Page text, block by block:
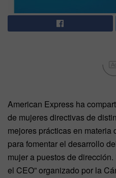
American Express ha
de mujeres directivas de
mejores prácticas en
para fomentar el desarrollo
mujer a puestos de
el CEO” organizado por la